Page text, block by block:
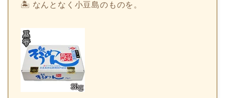
🏝 なんとなく小豆島のものを。